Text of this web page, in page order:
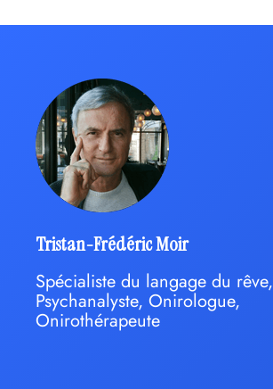
Tristan-Frédéric Moir
Spécialiste du langage du rêve,
Psychanalyste, Onirologue,
Onirothérapeute